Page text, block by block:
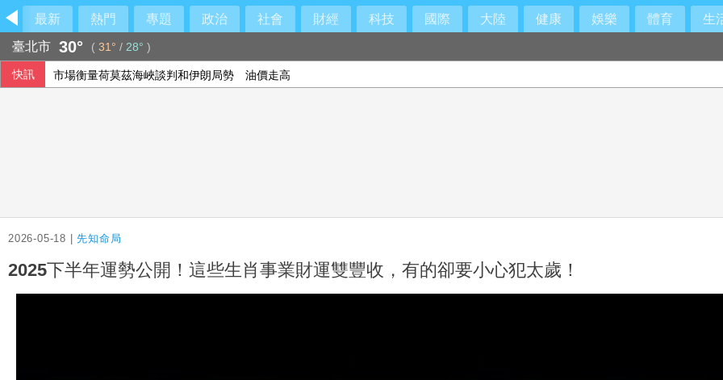
最新 熱門 專題 政治 社會 財經 科技 國際 大陸 健康 娛樂 體育 生
臺北市 30° ( 31° / 28° )
快訊 市場衡量荷莫茲海峽談判和伊朗局勢 油價走高
2026-05-18 |先知命局
2025下半年運勢公開！這些生肖事業財運雙豐收，有的卻要小心犯太歲！